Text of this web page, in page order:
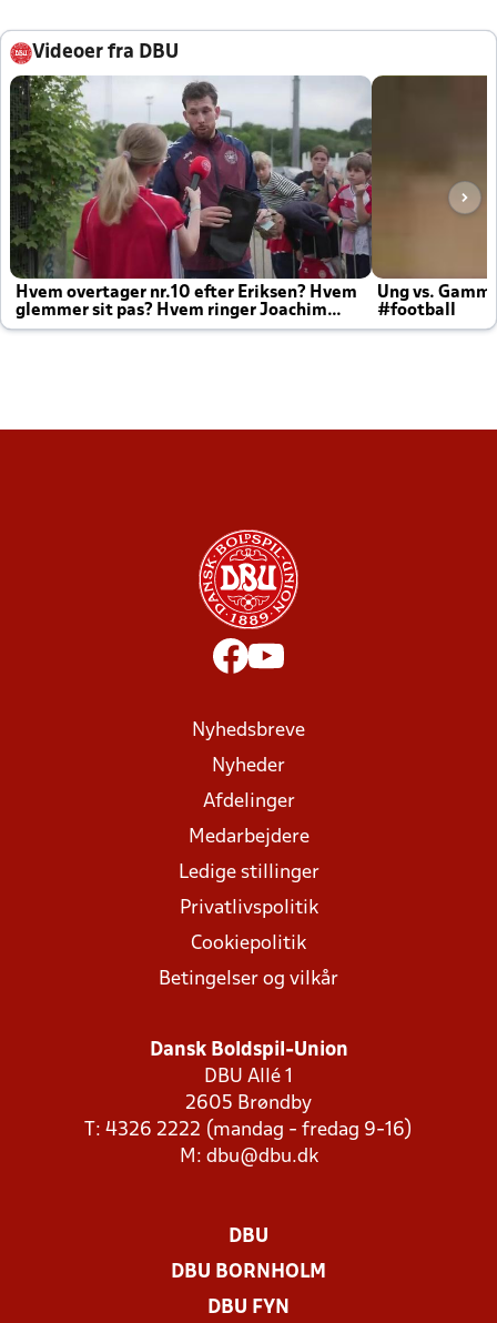
Videoer fra DBU
Hvem overtager nr.10 efter Eriksen? Hvem
glemmer sit pas? Hvem ringer Joachim
altid til efter kampe?
Ung vs.
#football
Nyhedsbreve
Nyheder
Afdelinger
Medarbejdere
Ledige stillinger
Privatlivspolitik
Cookiepolitik
Betingelser og vilkår
Dansk Boldspil-Union
DBU Allé 1
2605 Brøndby
T: 4326 2222 (mandag - fredag 9-16)
M: dbu@dbu.dk
DBU
DBU BORNHOLM
DBU FYN